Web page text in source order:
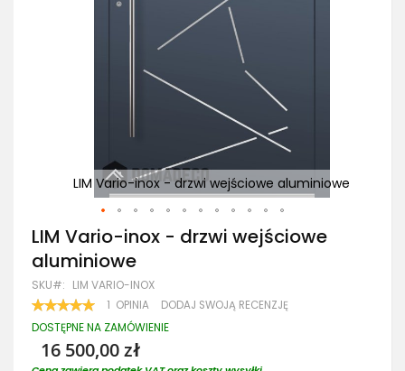
LIM Vario-inox - drzwi wejściowe aluminiowe
Przejdź
na
początek
galerii
LIM Vario-inox - drzwi wejściowe
aluminiowe
SKU LIM VARIO-INOX
OCENA:
100 100
1 OPINIA DODAJ SWOJĄ RECENZJĘ
DOSTĘPNE NA ZAMÓWIENIE
16 500,00 zł